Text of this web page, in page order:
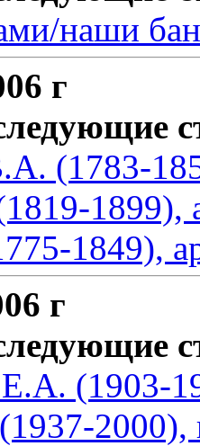
наши
г
(1783-
1899),
1849),
г
(1903-
2000),